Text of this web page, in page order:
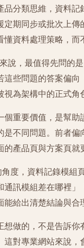
品分類思維，資料
定期同步或批次上
懂資料處理策略，而
說，最值得先問的
這些問題的答案偏
為架構中的正式角
個重要價值，是幫
是不同問題。前者
產品頁與方案頁就
度，資料記錄模組
通訊模組差在哪裡
能給出清楚結論與合
想做的，不是告訴
這對專業網站來說，